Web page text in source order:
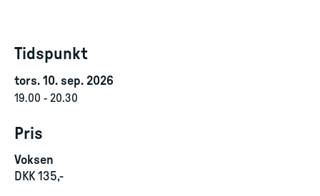
Tidspunkt
tors. 10. sep. 2026
19.00 - 20.30
Pris
Voksen
DKK 135,-